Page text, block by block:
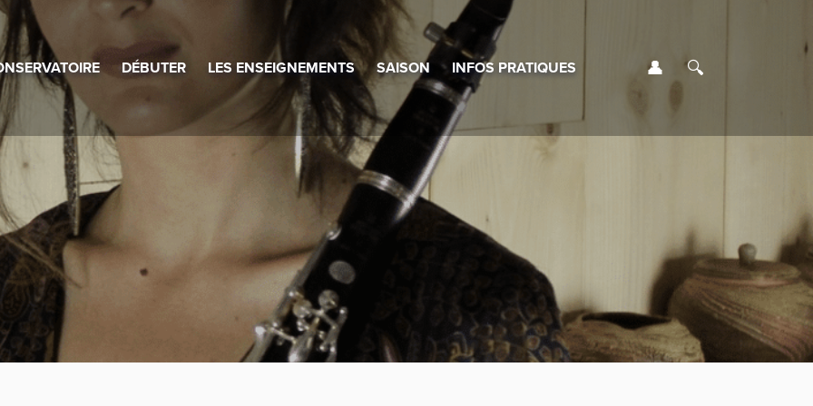
DÉBUTER LES ENSEIGNEMENTS SAISON INFOS PRATIQUES Se connecter